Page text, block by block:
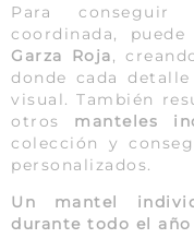
Para conseguir
coordinada,
Garza Roja,
donde cada
visual. También
otros manteles
colección y
personalizados.
Un mantel
durante todo el año